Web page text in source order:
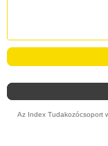
Az Index Tudakozócsoport